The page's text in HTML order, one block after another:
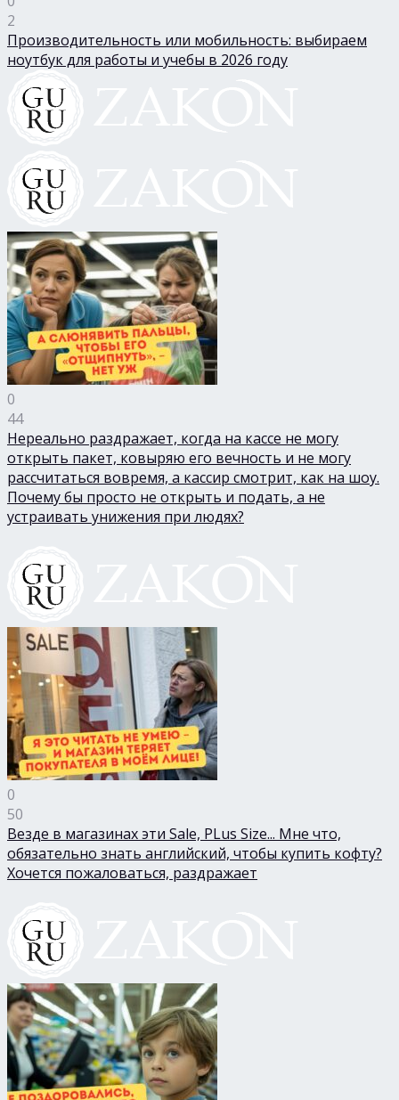
2
Производительность или мобильность: выбираем
ноутбук для работы и учебы в 2026 году
0
44
Нереально раздражает, когда на кассе не могу
открыть пакет, ковыряю его вечность и не могу
рассчитаться вовремя, а кассир смотрит, как на шоу.
Почему бы просто не открыть и подать, а не
устраивать унижения при людях?
0
50
Везде в магазинах эти Sale, PLus Size... Мне что,
обязательно знать английский, чтобы купить кофту?
Хочется пожаловаться, раздражает